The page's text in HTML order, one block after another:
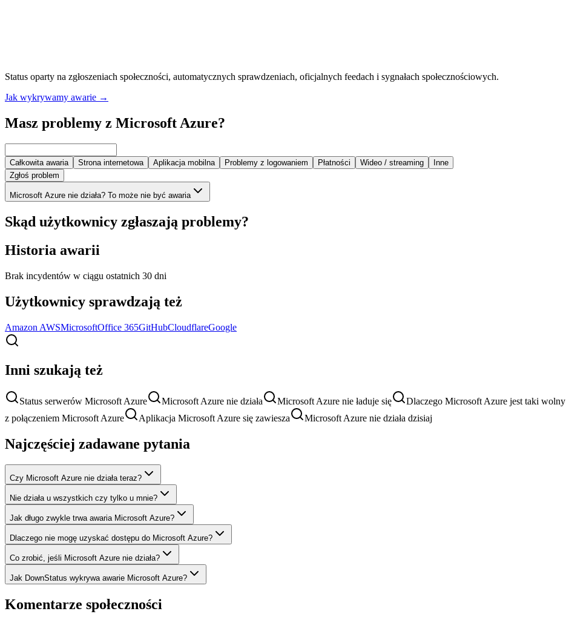
Status oparty na zgłoszeniach społeczności, automatycznych sprawdzeniach, oficjalnych feedach i sygnałach społecznościowych.
Jak wykrywamy awarie →
Masz problemy z Microsoft Azure?
Całkowita awaria Strona internetowa Aplikacja mobilna Problemy z logowaniem Płatności Wideo / streaming
Inne
Zgłoś problem
Microsoft Azure nie działa? To może nie być awaria
Skąd użytkownicy zgłaszają problemy?
Historia awarii
Brak incydentów w ciągu ostatnich 30 dni
Użytkownicy sprawdzają też
Amazon AWSMicrosoftOffice 365GitHubCloudflareGoogle
Inni szukają też
Status serwerów Microsoft Azure Microsoft Azure nie działa Microsoft Azure nie ładuje się Dlaczego Microsoft Azure jest taki wolny
z połączeniem Microsoft Azure
Aplikacja Microsoft Azure się zawiesza Microsoft Azure nie działa dzisiaj
Najczęściej zadawane pytania
Czy Microsoft Azure nie działa teraz?
Nie działa u wszystkich czy tylko u mnie?
Jak długo zwykle trwa awaria Microsoft Azure?
Dlaczego nie mogę uzyskać dostępu do Microsoft Azure?
Co zrobić, jeśli Microsoft Azure nie działa?
Jak DownStatus wykrywa awarie Microsoft Azure?
Komentarze społeczności